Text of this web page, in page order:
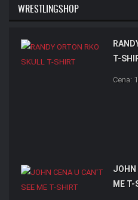
WRESTLINGSHOP
T-
Cena:
JOHN
ME